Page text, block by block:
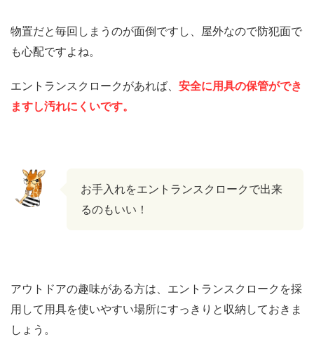
物置だと毎回しまうのが面倒ですし、屋外なので防犯面で
も心配ですよね。
エントランスクロークがあれば、 安全に用具の保管ができ
ますし汚れにくいです。
お手入れをエントランスクロークで出来
るのもいい！
アウトドアの趣味がある方は、エントランスクロークを採
用して用具を使いやすい場所にすっきりと収納しておきま
しょう。